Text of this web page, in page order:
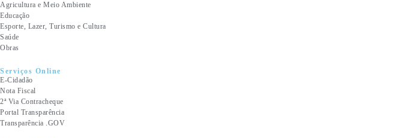
Agricultura e Meio Ambiente
Educação
Esporte, Lazer, Turismo e Cultura
Saúde
Obras
Serviços Online
E-Cidadão
Nota Fiscal
2ª Via Contracheque
Portal Transparência
Transparência .GOV